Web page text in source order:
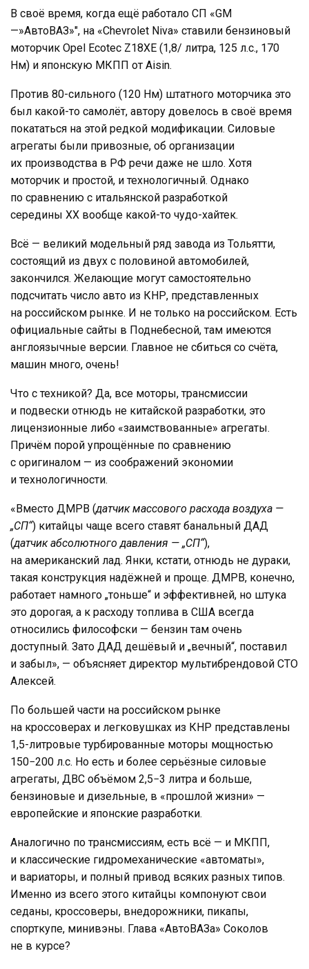
В своё время, когда ещё работало СП «GM
—»АвтоВАЗ»", на «Chevrolet Niva» ставили бензиновый
моторчик Opel Ecotec Z18XE (1,8/ литра, 125 л.с., 170
Нм) и японскую МКПП от Aisin.
Против 80-сильного (120 Нм) штатного моторчика это
был какой-то самолёт, автору довелось в своё время
покататься на этой редкой модификации. Силовые
агрегаты были привозные, об организации
их производства в РФ речи даже не шло. Хотя
моторчик и простой, и технологичный. Однако
по сравнению с итальянской разработкой
середины ХХ вообще какой-то чудо-хайтек.
Всё — великий модельный ряд завода из Тольятти,
состоящий из двух с половиной автомобилей,
закончился. Желающие могут самостоятельно
подсчитать число авто из КНР, представленных
на российском рынке. И не только на российском. Есть
официальные сайты в Поднебесной, там имеются
англоязычные версии. Главное не сбиться со счёта,
машин много, очень!
Что с техникой? Да, все моторы, трансмиссии
и подвески отнюдь не китайской разработки, это
лицензионные либо «заимствованные» агрегаты.
Причём порой упрощённые по сравнению
с оригиналом — из соображений экономии
и технологичности.
«Вместо ДМРВ (датчик массового расхода воздуха —
„СП“) китайцы чаще всего ставят банальный ДАД
(датчик абсолютного давления — „СП“),
на американский лад. Янки, кстати, отнюдь не дураки,
такая конструкция надёжней и проще. ДМРВ, конечно,
работает намного „тоньше“ и эффективней, но штука
это дорогая, а к расходу топлива в США всегда
относились философски — бензин там очень
доступный. Зато ДАД дешёвый и „вечный“, поставил
и забыл», — объясняет директор мультибрендовой СТО
Алексей.
По большей части на российском рынке
на кроссоверах и легковушках из КНР представлены
1,5-литровые турбированные моторы мощностью
150−200 л.с. Но есть и более серьёзные силовые
агрегаты, ДВС объёмом 2,5−3 литра и больше,
бензиновые и дизельные, в «прошлой жизни» —
европейские и японские разработки.
Аналогично по трансмиссиям, есть всё — и МКПП,
и классические гидромеханические «автоматы»,
и вариаторы, и полный привод всяких разных типов.
Именно из всего этого китайцы компонуют свои
седаны, кроссоверы, внедорожники, пикапы,
спорткупе, минивэны. Глава «АвтоВАЗа» Соколов
не в курсе?